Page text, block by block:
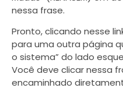
nessa frase.
Pronto, clicando nesse
para uma outra página
o sistema” do lado
Você deve clicar nessa
encaminhado